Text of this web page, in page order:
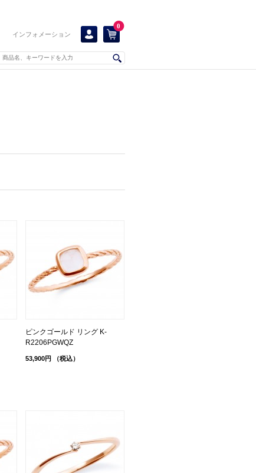
インフォメーション
0
ピンクゴールド リング K-
R2206PGWQZ
53,900円 （税込）